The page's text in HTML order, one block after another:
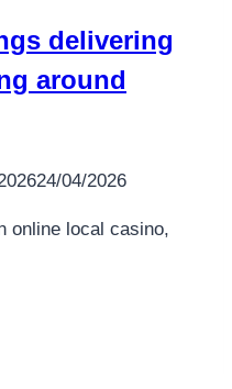
delivering
around
24/04/2026
online local casino,